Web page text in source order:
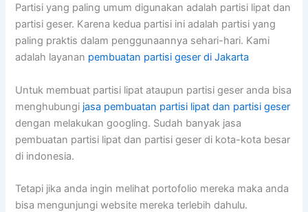
Partisi yang paling umum digunakan adalah partisi lipat dan
partisi geser. Karena kedua partisi ini adalah partisi yang
paling praktis dalam penggunaannya sehari-hari. Kami
adalah layanan pembuatan partisi geser di Jakarta
Untuk membuat partisi lipat ataupun partisi geser anda bisa
menghubungi jasa pembuatan partisi lipat dan partisi geser
dengan melakukan googling. Sudah banyak jasa
pembuatan partisi lipat dan partisi geser di kota-kota besar
di indonesia.
Tetapi jika anda ingin melihat portofolio mereka maka anda
bisa mengunjungi website mereka terlebih dahulu.